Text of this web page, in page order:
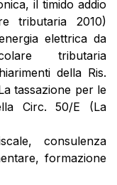
il timido addio
tributaria 2010)
elettrica da
tributaria
della Ris.
tassazione per le
Circ. 50/E (La
consulenza
formazione